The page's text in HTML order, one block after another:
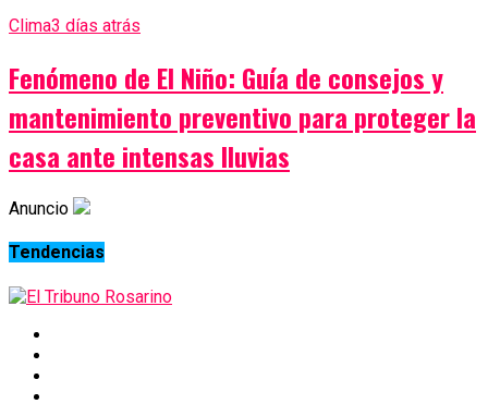
Clima3 días atrás
Fenómeno de El Niño: Guía de consejos y
mantenimiento preventivo para proteger la
casa ante intensas lluvias
Anuncio
Tendencias